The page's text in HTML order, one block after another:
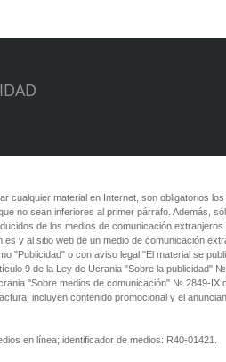
cualquier material en Internet, son obligatorios
no sean inferiores al primer párrafo. Además,
de los medios de comunicación
y al sitio web de un medio de comunicación
"Publicidad" o con aviso legal "El material se
9 de la Ley de Ucrania "Sobre la publicidad"
"Sobre medios de comunicación" № 2849-IX
incluyen contenido promocional y el
en línea; identificador de medios: R40-01421.